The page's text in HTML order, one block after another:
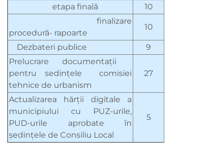
etapa finală
10
finalizare
procedură- rapoarte
10
Dezbateri publice
9
Prelucrare documentaţii
pentru sedinţele comisiei
tehnice de urbanism
27
Actualizarea hărţii digitale a
municipiului cu PUZ-urile,
PUD-urile aprobate în
şedinţele de Consiliu Local
5